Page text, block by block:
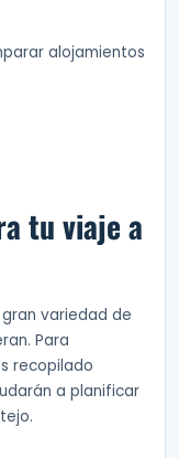
alojamientos
tu viaje a
variedad de
Para
recopilado
a planificar